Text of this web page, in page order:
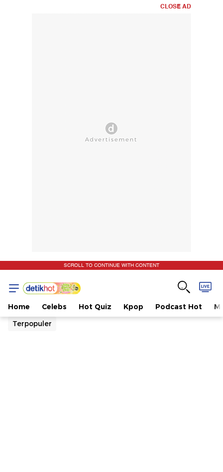
CLOSE AD
SCROLL TO CONTINUE WITH CONTENT
Home Celebs Hot Quiz Kpop Podcast Hot
Terpopuler